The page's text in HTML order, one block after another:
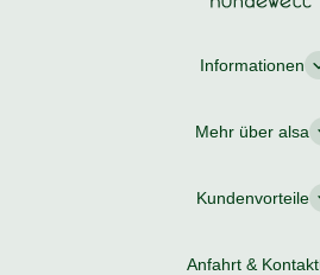
Informationen
Mehr über alsa
Kundenvorteile
Anfahrt & Kontakt